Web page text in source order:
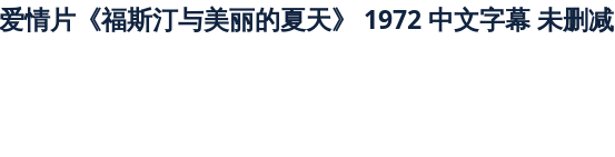
情片《福斯汀与美丽的夏天》 1972 中文字幕 未删减